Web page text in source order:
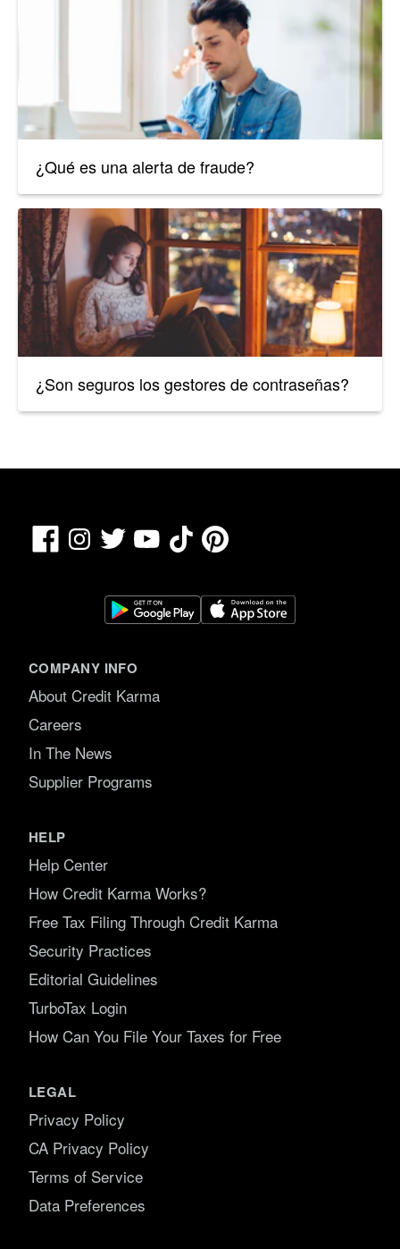
¿Qué es una alerta de fraude?
¿Son seguros los gestores de contraseñas?
FacebookInstagram
Twitter YouTubeTikTokPinterest
COMPANY INFO
About Credit Karma
Careers
In The News
Supplier Programs
HELP
Help Center
How Credit Karma Works?
Free Tax Filing Through Credit Karma
Security Practices
Editorial Guidelines
TurboTax Login
How Can You File Your Taxes for Free
LEGAL
Privacy Policy
CA Privacy Policy
Terms of Service
Data Preferences